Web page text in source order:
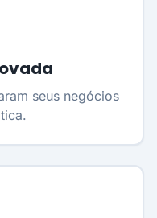
seus negócios